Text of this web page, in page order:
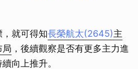
就可得知長榮航太(2645)主
局 ，後續觀察是否有更多主力進
向上推升。